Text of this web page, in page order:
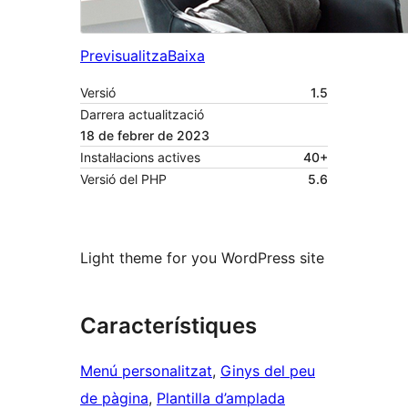
PrevisualitzaBaixa
Versió
1.5
Darrera actualització
18 de febrer de 2023
Instal·lacions actives
40+
Versió del PHP
5.6
Light theme for you WordPress site
Característiques
Menú personalitzat, Ginys del peu
de pàgina, Plantilla d’amplada